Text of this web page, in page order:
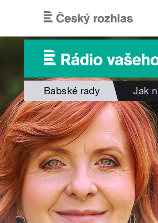
Babské rady Jak